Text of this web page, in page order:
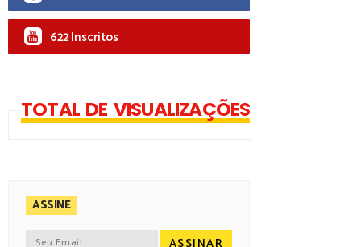
622 Inscritos
TOTAL DE VISUALIZAÇÕES
ASSINE